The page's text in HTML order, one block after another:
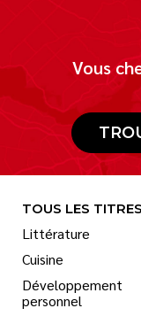
Vous
TOUS LES TITRES
Littérature
Cuisine
Développement
personnel